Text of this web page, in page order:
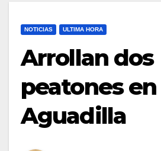
NOTICIAS ULTIMA HORA
Arrollan dos
peatones en
Aguadilla